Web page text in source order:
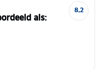
8,2
als: